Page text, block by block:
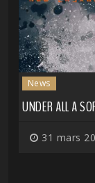
News
UNDER ALL A
31 mars